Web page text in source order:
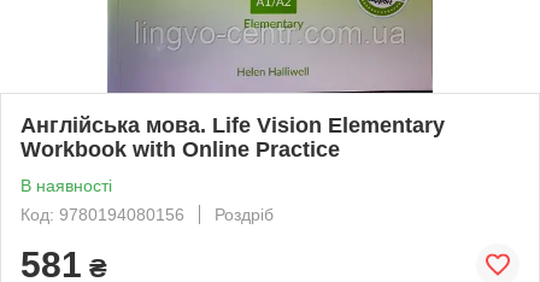
Англійська мова. Life Vision Elementary
Workbook with Online Practice
В наявності
Код: 9780194080156
Роздріб
581 ₴